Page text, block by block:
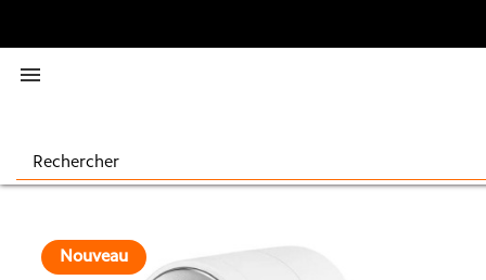

Nouveau